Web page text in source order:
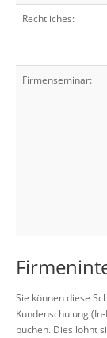
Rechtliches:
Firmenseminar:
Sie können diese
Kundenschulung
buchen. Dies lohnt